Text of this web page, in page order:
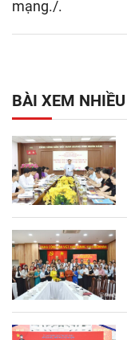
mạng./.
BÀI XEM NHIỀU